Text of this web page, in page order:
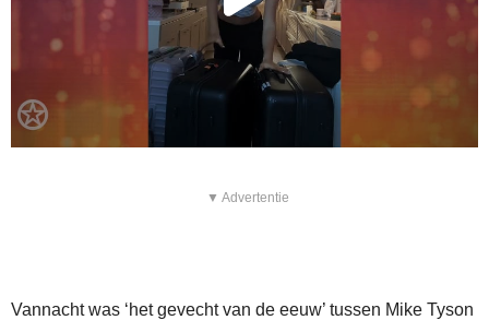
▼ Advertentie
Vannacht was ‘het gevecht van de eeuw’ tussen Mike Tyson